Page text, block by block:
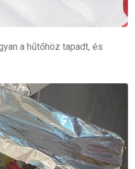
a hűtőhöz tapadt, és